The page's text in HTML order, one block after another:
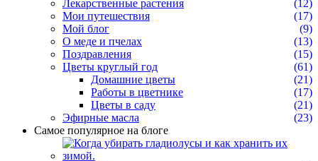
Лекарственные растения
(12)
Мои путешествия
(17)
Мой блог
(9)
О меде и пчелах
(13)
Поздравления
(15)
Цветы круглый год
(61)
Домашние цветы
(21)
Работы в цветнике
(17)
Цветы в саду
(21)
Эфирные масла
(23)
Самое популярное на блоге